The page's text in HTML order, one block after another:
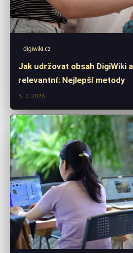
digiwiki.cz
Jak udržovat obsah DigiWiki
relevantní: Nejlepší metody
5. 7. 2026